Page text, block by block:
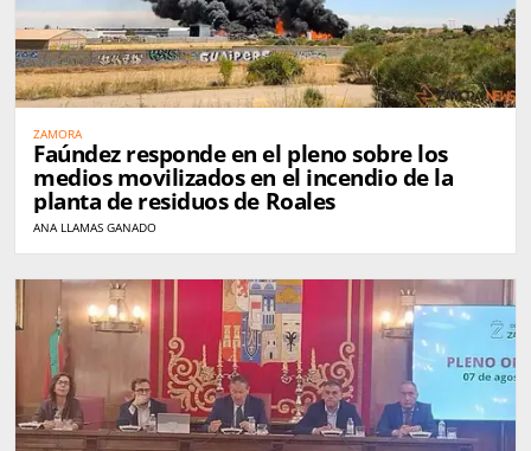
ZAMORA
Faúndez responde en el pleno sobre los
medios movilizados en el incendio de la
planta de residuos de Roales
ANA LLAMAS GANADO